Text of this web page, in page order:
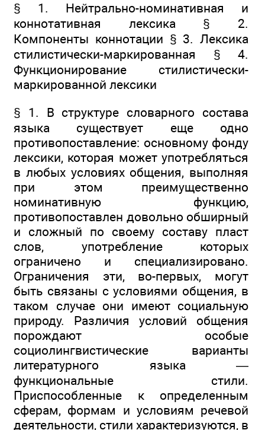
§ 1. Нейтрально-номинативная и
коннотативная лексика § 2.
Компоненты коннотации § 3. Лексика
стилистически-маркированная § 4.
Функционирование стилистически-
маркированной лексики
§ 1. В структуре словарного состава
языка существует еще одно
противопоставление: основному фонду
лексики, которая может употребляться
в любых условиях общения, выполняя
при этом преимущественно
номинативную функцию,
противопоставлен довольно обширный
и сложный по своему составу пласт
слов, употребление которых
ограничено и специализировано.
Ограничения эти, во-первых, могут
быть связаны с условиями общения, в
таком случае они имеют социальную
природу. Различия условий общения
порождают особые
социолингвистические варианты
литературного языка —
функциональные стили.
Приспособленные к определенным
сферам, формам и условиям речевой
деятельности, стили характеризуются, в